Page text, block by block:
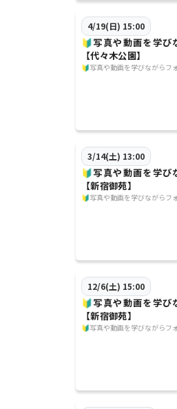
4/19(日) 15:00
🔰写真や動画を学び
【代々木公園】
🔰写真や動画を学びながらフ
3/14(土) 13:00
🔰写真や動画を学び
【新宿御苑】
🔰写真や動画を学びながらフ
12/6(土) 15:00
🔰写真や動画を学び
【新宿御苑】
🔰写真や動画を学びながらフ